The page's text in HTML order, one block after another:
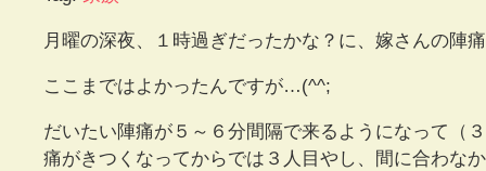
月曜の深夜、１時過ぎだったかな？に、嫁さんの陣
ここまではよかったんですが…(^^;
だいたい陣痛が５～６分間隔で来るようになって（
痛がきつくなってからでは３人目やし、間に合わな